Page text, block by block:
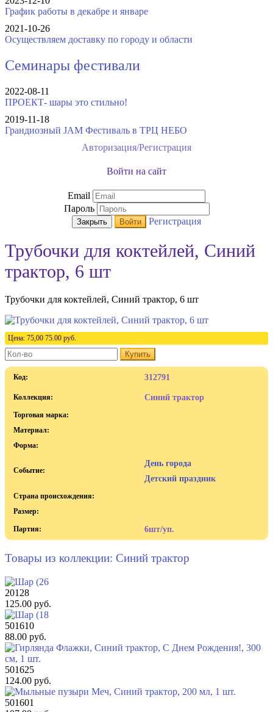
График работы в декабре и январе
2021-10-26
Осуществляем доставку по городу и области
Семинары фестивали
2022-08-11
ПРОЕКТ- шары это стильно!
2019-11-18
Грандиозный JAM Фестиваль в ТРЦ НЕБО
Авторизация/Регистрация
Войти на сайт
Email
Пароль
Закрыть Войти Регистрация
Трубочки для коктейлей, Синий
трактор, 6 шт
Трубочки для коктейлей, Синий трактор, 6 шт
Цена: 75,00 75.00 руб.
Купить
Код: 312791
Коллекция: Синий трактор
Торговая марка:
Материал:
Форма:
Событие:
День города
Детский праздник
Страна происхождения:
Размер:
Партия: 6шт/уп.
Товары из коллекции: Синий трактор
20128
125.00 руб.
501610
88.00 руб.
501625
124.00 руб.
501601